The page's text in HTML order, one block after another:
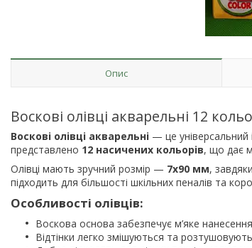
Опис
Воскові олівці акварельні 12
Воскові олівці акварельні — це універсальний
представлено 12 насичених кольорів, що дає
Олівці мають зручний розмір — 7х90 мм,
підходить для більшості шкільних пеналів та
Особливості олівців:
Воскова основа забезпечує м’яке
Відтінки легко змішуються та